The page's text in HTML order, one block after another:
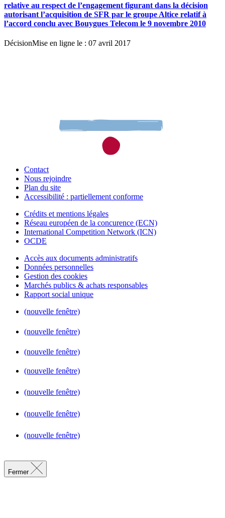
relative au respect de l’engagement figurant dans la décision
autorisant l’acquisition de SFR par le groupe Altice relatif à
l’accord conclu avec Bouygues Telecom le 9 novembre 2010
DécisionMise en ligne le : 07 avril 2017
Contact
Nous rejoindre
Plan du site
Accessibilité : partiellement conforme
Crédits et mentions légales
Réseau européen de la concurence (ECN)
International Competition Network (ICN)
OCDE
Accès aux documents administratifs
Données personnelles
Gestion des cookies
Marchés publics & achats responsables
Rapport social unique
(nouvelle fenêtre)
(nouvelle fenêtre)
(nouvelle fenêtre)
(nouvelle fenêtre)
(nouvelle fenêtre)
(nouvelle fenêtre)
(nouvelle fenêtre)
Fermer